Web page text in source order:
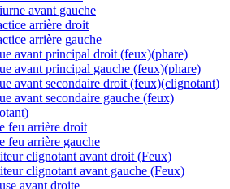
avant gauche
arrière droit
arrière gauche
avant principal droit (feux)(phare)
avant principal gauche (feux)(phare)
avant secondaire droit (feux)(clignotant)
avant secondaire gauche (feux)
feu arrière droit
feu arrière gauche
clignotant avant droit (Feux)
clignotant avant gauche (Feux)
avant droite